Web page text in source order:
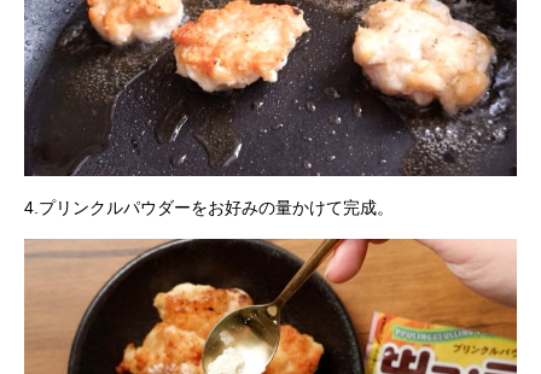
4.プリンクルパウダーをお好みの量かけて完成。